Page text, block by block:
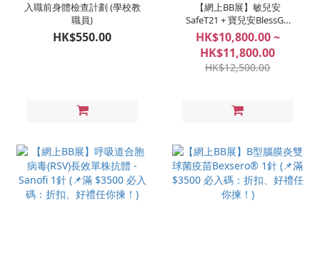
入職前身體檢查計劃 (學校教
職員)
HK$550.00
【網上BB展】敏兒安
SafeT21 + 寶兒安BlessGD
(📌滿 $3500 必入碼：折扣、
好禮任你揀！)
HK$10,800.00 ~
HK$11,800.00
HK$12,500.00